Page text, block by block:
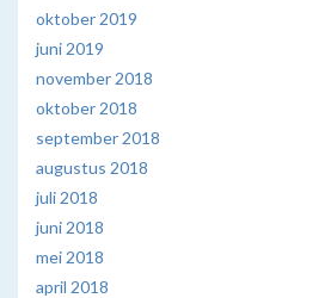
oktober 2019
juni 2019
november 2018
oktober 2018
september 2018
augustus 2018
juli 2018
juni 2018
mei 2018
april 2018